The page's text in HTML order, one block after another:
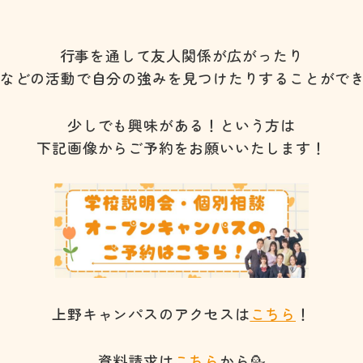
行事を通して友人関係が広がったり
どの活動で自分の強みを見つけたりすることがで
少しでも興味がある！という方は
下記画像からご予約をお願いいたします！
上野キャンパスのアクセスはこちら ！